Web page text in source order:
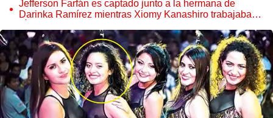
Jefferson Farfán es captado junto a la hermana de
Darinka Ramírez mientras Xiomy Kanashiro trabajaba: